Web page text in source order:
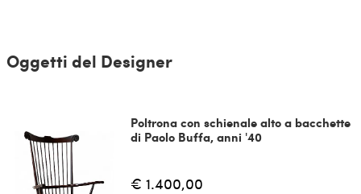
Oggetti del Designer
Poltrona con schienale alto a bacchette
di Paolo Buffa, anni '40
€ 1.400,00